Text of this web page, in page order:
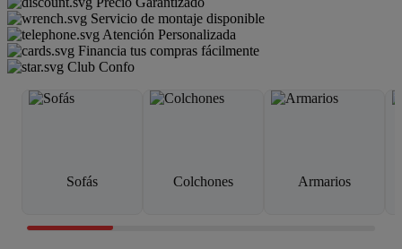
Servicio de montaje disponible
Atención Personalizada
Financia tus compras fácilmente
Club Confo
Sofás Colchones Armarios